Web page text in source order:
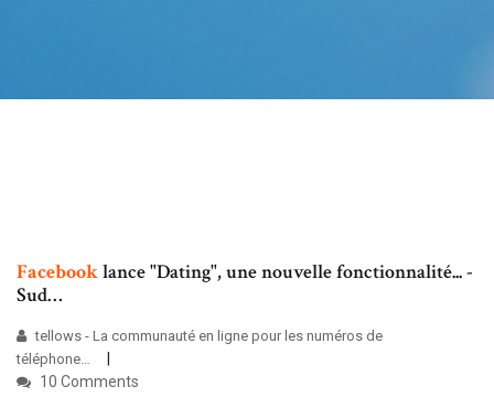
Facebooklance "Dating", une nouvelle fonctionnalité... -
Sud…
tellows - La communauté en ligne pour les numéros de
téléphone…
10 Comments